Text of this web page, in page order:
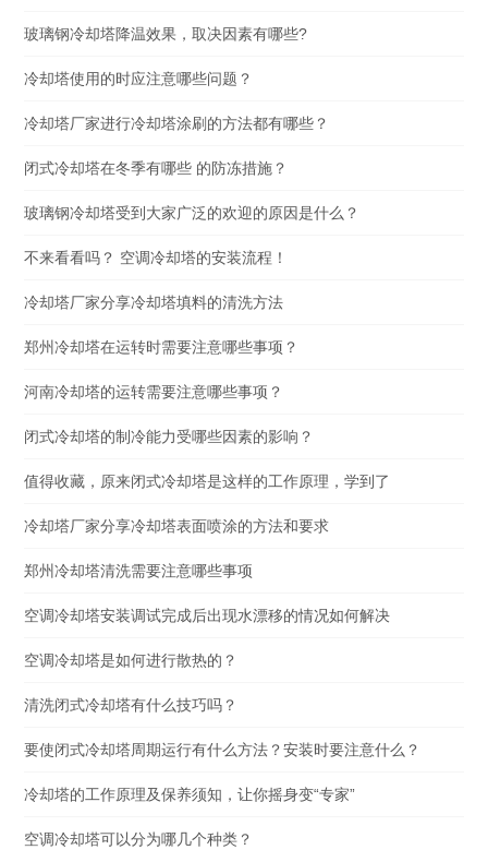
玻璃钢冷却塔降温效果，取决因素有哪些?
冷却塔使用的时应注意哪些问题？
冷却塔厂家进行冷却塔涂刷的方法都有哪些？
闭式冷却塔在冬季有哪些 的防冻措施？
玻璃钢冷却塔受到大家广泛的欢迎的原因是什么？
不来看看吗？ 空调冷却塔的安装流程！
冷却塔厂家分享冷却塔填料的清洗方法
郑州冷却塔在运转时需要注意哪些事项？
河南冷却塔的运转需要注意哪些事项？
闭式冷却塔的制冷能力受哪些因素的影响？
值得收藏，原来闭式冷却塔是这样的工作原理，学到了
冷却塔厂家分享冷却塔表面喷涂的方法和要求
郑州冷却塔清洗需要注意哪些事项
空调冷却塔安装调试完成后出现水漂移的情况如何解决
空调冷却塔是如何进行散热的？
清洗闭式冷却塔有什么技巧吗？
要使闭式冷却塔周期运行有什么方法？安装时要注意什么？
冷却塔的工作原理及保养须知，让你摇身变“专家”
空调冷却塔可以分为哪几个种类？